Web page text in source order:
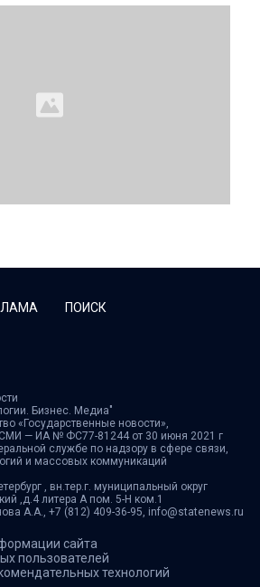
ПОИСК
Бизнес. Медиа"
«Государственные новости»,
— ИА № ФС77-81244 от 30 июня 2021 г
службе по надзору в сфере связи,
и массовых коммуникаций
, вн.тер.г. муниципальный округ
,д.4 литера А пом. 5-Н ком.1
А.А., +7 (812) 409-36-95, info@statenews.ru
сайта
пользователей
технологий